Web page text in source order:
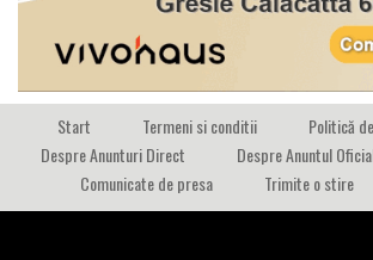
Start Termeni si conditii
Politică
Despre Anunturi Direct
Despre Anuntul
Comunicate de presa
Trimite o stire